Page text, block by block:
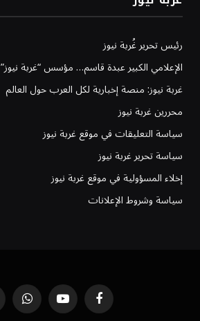
رئيس تحرير غُربة نيوز
الإعلامي الكبير عبدة قاسم… مؤسس “غربة نيوز”
غربة نيوز: منصة إخبارية لكل العرب حول العالم
محررين غربة نيوز
سياسة التعليقات في موقع غربة نيوز
سياسة تحرير غربة نيوز
إخلاء المسؤولية في موقع غربة نيوز
سياسة وشروط الإعلانات
فيسبوك يوتيوب واتساب